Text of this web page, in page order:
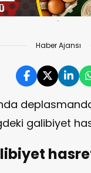
Haber Ajansı
galibiyet